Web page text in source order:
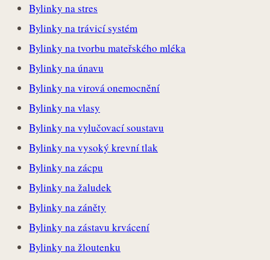
Bylinky na stres
Bylinky na trávicí systém
Bylinky na tvorbu mateřského mléka
Bylinky na únavu
Bylinky na virová onemocnění
Bylinky na vlasy
Bylinky na vylučovací soustavu
Bylinky na vysoký krevní tlak
Bylinky na zácpu
Bylinky na žaludek
Bylinky na záněty
Bylinky na zástavu krvácení
Bylinky na žloutenku